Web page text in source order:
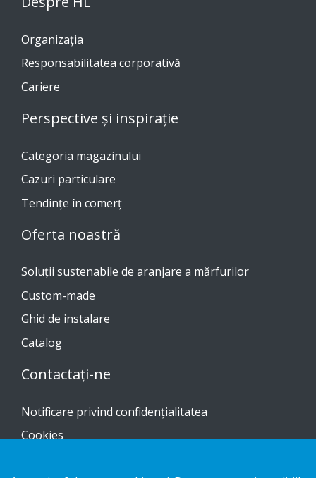
Organizația
Responsabilitatea corporativă
Cariere
Perspective și inspirație
Categoria magazinului
Cazuri particulare
Tendinţe în comerţ
Oferta noastră
Soluții sustenabile de aranjare a mărfurilor
Custom-made
Ghid de instalare
Catalog
Contactați-ne
Notificare privind confidențialitatea
Cookies